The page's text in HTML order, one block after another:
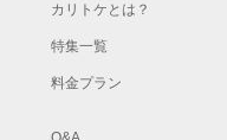
カリトケとは？
特集一覧
料金プラン